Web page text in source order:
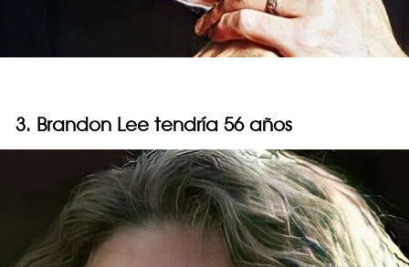
3. Brandon Lee tendría 56 años